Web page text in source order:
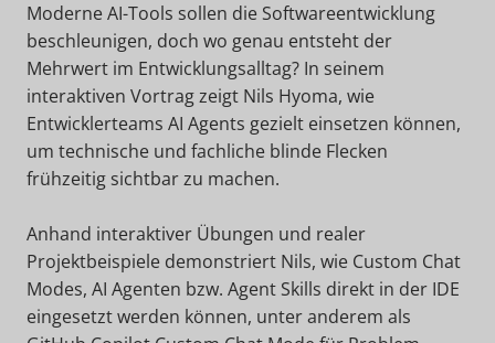
Moderne AI-Tools sollen die Softwareentwicklung
beschleunigen, doch wo genau entsteht der
Mehrwert im Entwicklungsalltag? In seinem
interaktiven Vortrag zeigt Nils Hyoma, wie
Entwicklerteams AI Agents gezielt einsetzen können,
um technische und fachliche blinde Flecken
frühzeitig sichtbar zu machen.
Anhand interaktiver Übungen und realer
Projektbeispiele demonstriert Nils, wie Custom Chat
Modes, AI Agenten bzw. Agent Skills direkt in der IDE
eingesetzt werden können, unter anderem als